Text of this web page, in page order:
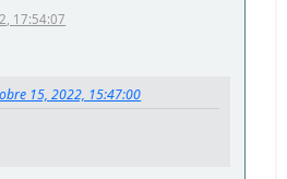
17:54:07
15, 2022, 15:47:00